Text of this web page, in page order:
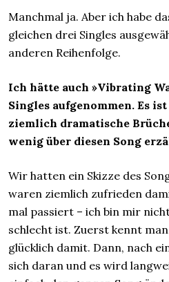
Manchmal ja. Aber ich habe
gleichen drei Singles
anderen Reihenfolge.
Ich hätte auch »Vibrating
Singles aufgenommen. Es
ziemlich dramatische
wenig über diesen Song
Wir hatten ein Skizze des
waren ziemlich zufrieden
mal passiert – ich bin mir
schlecht ist. Zuerst kennt
glücklich damit. Dann, nach
sich daran und es wird